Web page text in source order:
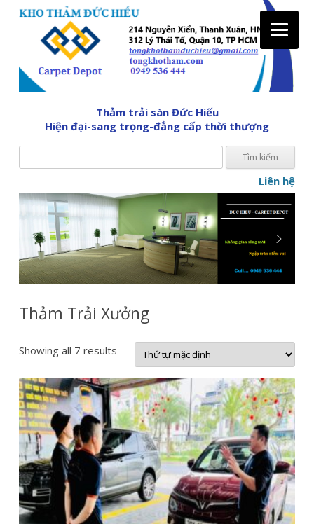
Thảm trải sàn Đức Hiếu
Hiện đại-sang trọng-đẳng cấp thời thượng
Liên hệ
Skip
to
content
Thảm Trải Xưởng
Showing all 7 results